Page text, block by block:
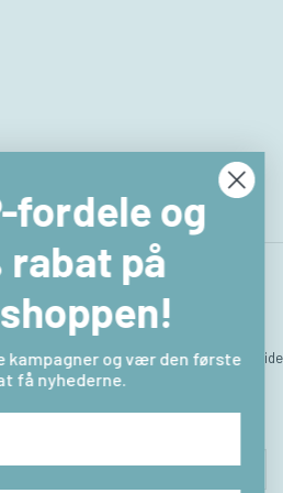
& VilkårSitemapKontakt &
Fortryd købet
fordele og
rabat på
kampagner og vær den første
få nyhederne.